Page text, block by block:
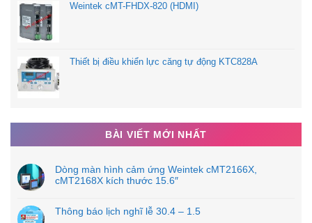
Weintek cMT-FHDX-820 (HDMI)
Thiết bị điều khiển lực căng tự động KTC828A
BÀI VIẾT MỚI NHẤT
Dòng màn hình cảm ứng Weintek cMT2166X,
cMT2168X kích thước 15.6″
Thông báo lịch nghĩ lễ 30.4 – 1.5